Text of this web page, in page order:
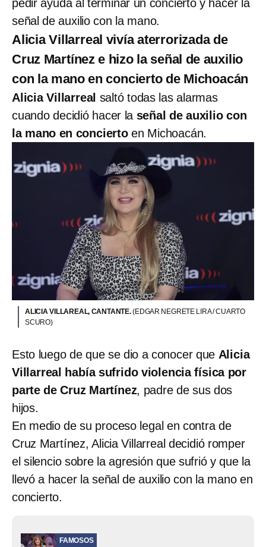
pedir ayuda al terminar un concierto y hacer la
señal de auxilio con la mano.
Alicia Villarreal vivía aterrorizada de
Cruz Martínez e hizo la señal de auxilio
con la mano en concierto de Michoacán
Alicia Villarreal saltó todas las alarmas
cuando decidió hacer la señal de auxilio con
la mano en conciertoen Michoacán.
ALICIA VILLAREAL, CANTANTE.(EDGAR NEGRETE LIRA / CUARTO
SCURO)
Esto luego de que se dio a conocer que Alicia
Villarreal había sufrido violencia física por
parte de Cruz Martínez, padre de sus dos
hijos.
En medio de su proceso legal en contra de
Cruz Martínez, Alicia Villarreal decidió romper
el silencio sobre la agresión que sufrió y que la
llevó a hacer la señal de auxilio con la mano en
concierto.
FAMOSOS